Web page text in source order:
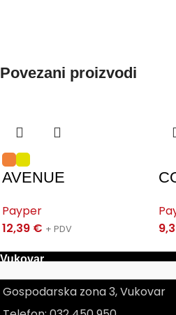
Povezani proizvodi
AVENUE
Payper
12,39 € + PDV
Vukovar
Gospodarska zona 3, Vukovar